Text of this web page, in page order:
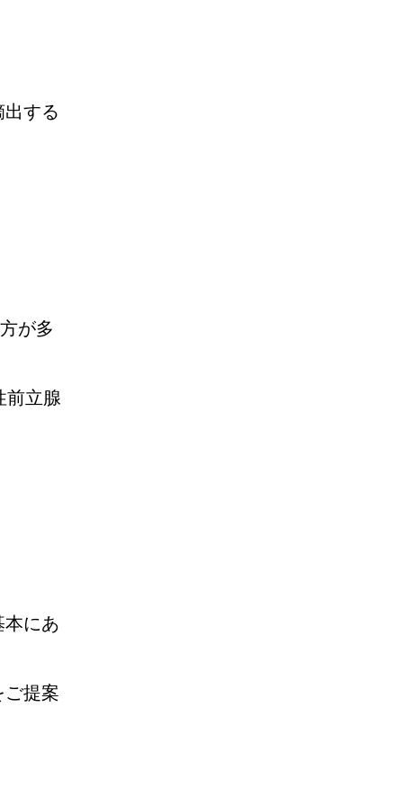
する
方が多
前立腺
本にあ
ご提案